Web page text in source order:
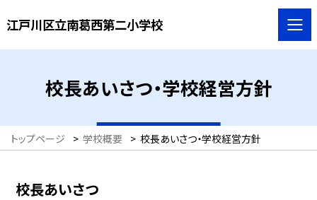
江戸川区立南葛西第二小学校
校長あいさつ・学校経営方針
トップページ > 学校概要 > 校長あいさつ・学校経営方針
校長あいさつ